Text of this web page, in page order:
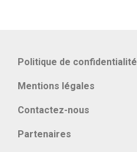
Politique de confidentialité
Mentions légales
Contactez-nous
Partenaires